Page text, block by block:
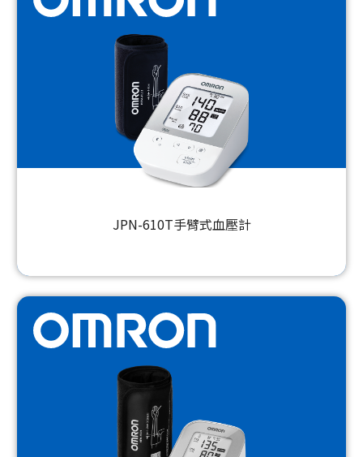
JPN-610T手臂式血壓計